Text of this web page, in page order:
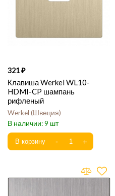
321
Клавиша Werkel WL10-
HDMI-CP шампань
рифленый
Werkel Швеция
9